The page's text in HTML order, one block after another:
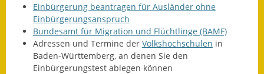
Einbürgerung beantragen für Ausländer ohne
Einbürgerungsanspruch
Bundesamt für Migration und Flüchtlinge (BAMF)
Adressen und Termine der Volkshochschulen in
Baden-Württemberg, an denen Sie den
Einbürgerungstest ablegen können